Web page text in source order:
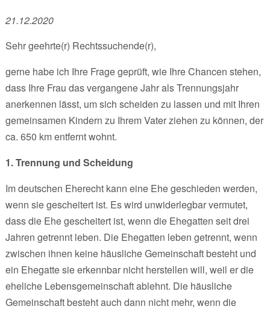
21.12.2020
Sehr geehrte(r) Rechtssuchende(r),
gerne habe ich Ihre Frage geprüft, wie Ihre Chancen stehen,
dass Ihre Frau das vergangene Jahr als Trennungsjahr
anerkennen lässt, um sich scheiden zu lassen und mit Ihren
gemeinsamen Kindern zu Ihrem Vater ziehen zu können, der
ca. 650 km entfernt wohnt.
1. Trennung und Scheidung
Im deutschen Eherecht kann eine Ehe geschieden werden,
wenn sie gescheitert ist. Es wird unwiderlegbar vermutet,
dass die Ehe gescheitert ist, wenn die Ehegatten seit drei
Jahren getrennt leben. Die Ehegatten leben getrennt, wenn
zwischen ihnen keine häusliche Gemeinschaft besteht und
ein Ehegatte sie erkennbar nicht herstellen will, weil er die
eheliche Lebensgemeinschaft ablehnt. Die häusliche
Gemeinschaft besteht auch dann nicht mehr, wenn die